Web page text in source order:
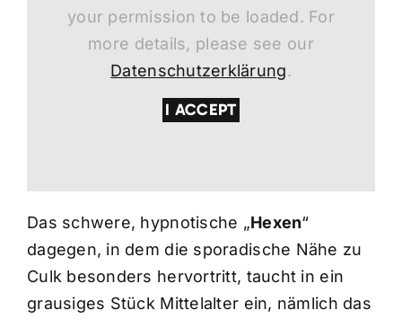
your permission to be loaded. For
more details, please see our
Datenschutzerklärung.
I ACCEPT
Das schwere, hypnotische „Hexen“
dagegen, in dem die sporadische Nähe zu
Culk besonders hervortritt, taucht in ein
grausiges Stück Mittelalter ein, nämlich das